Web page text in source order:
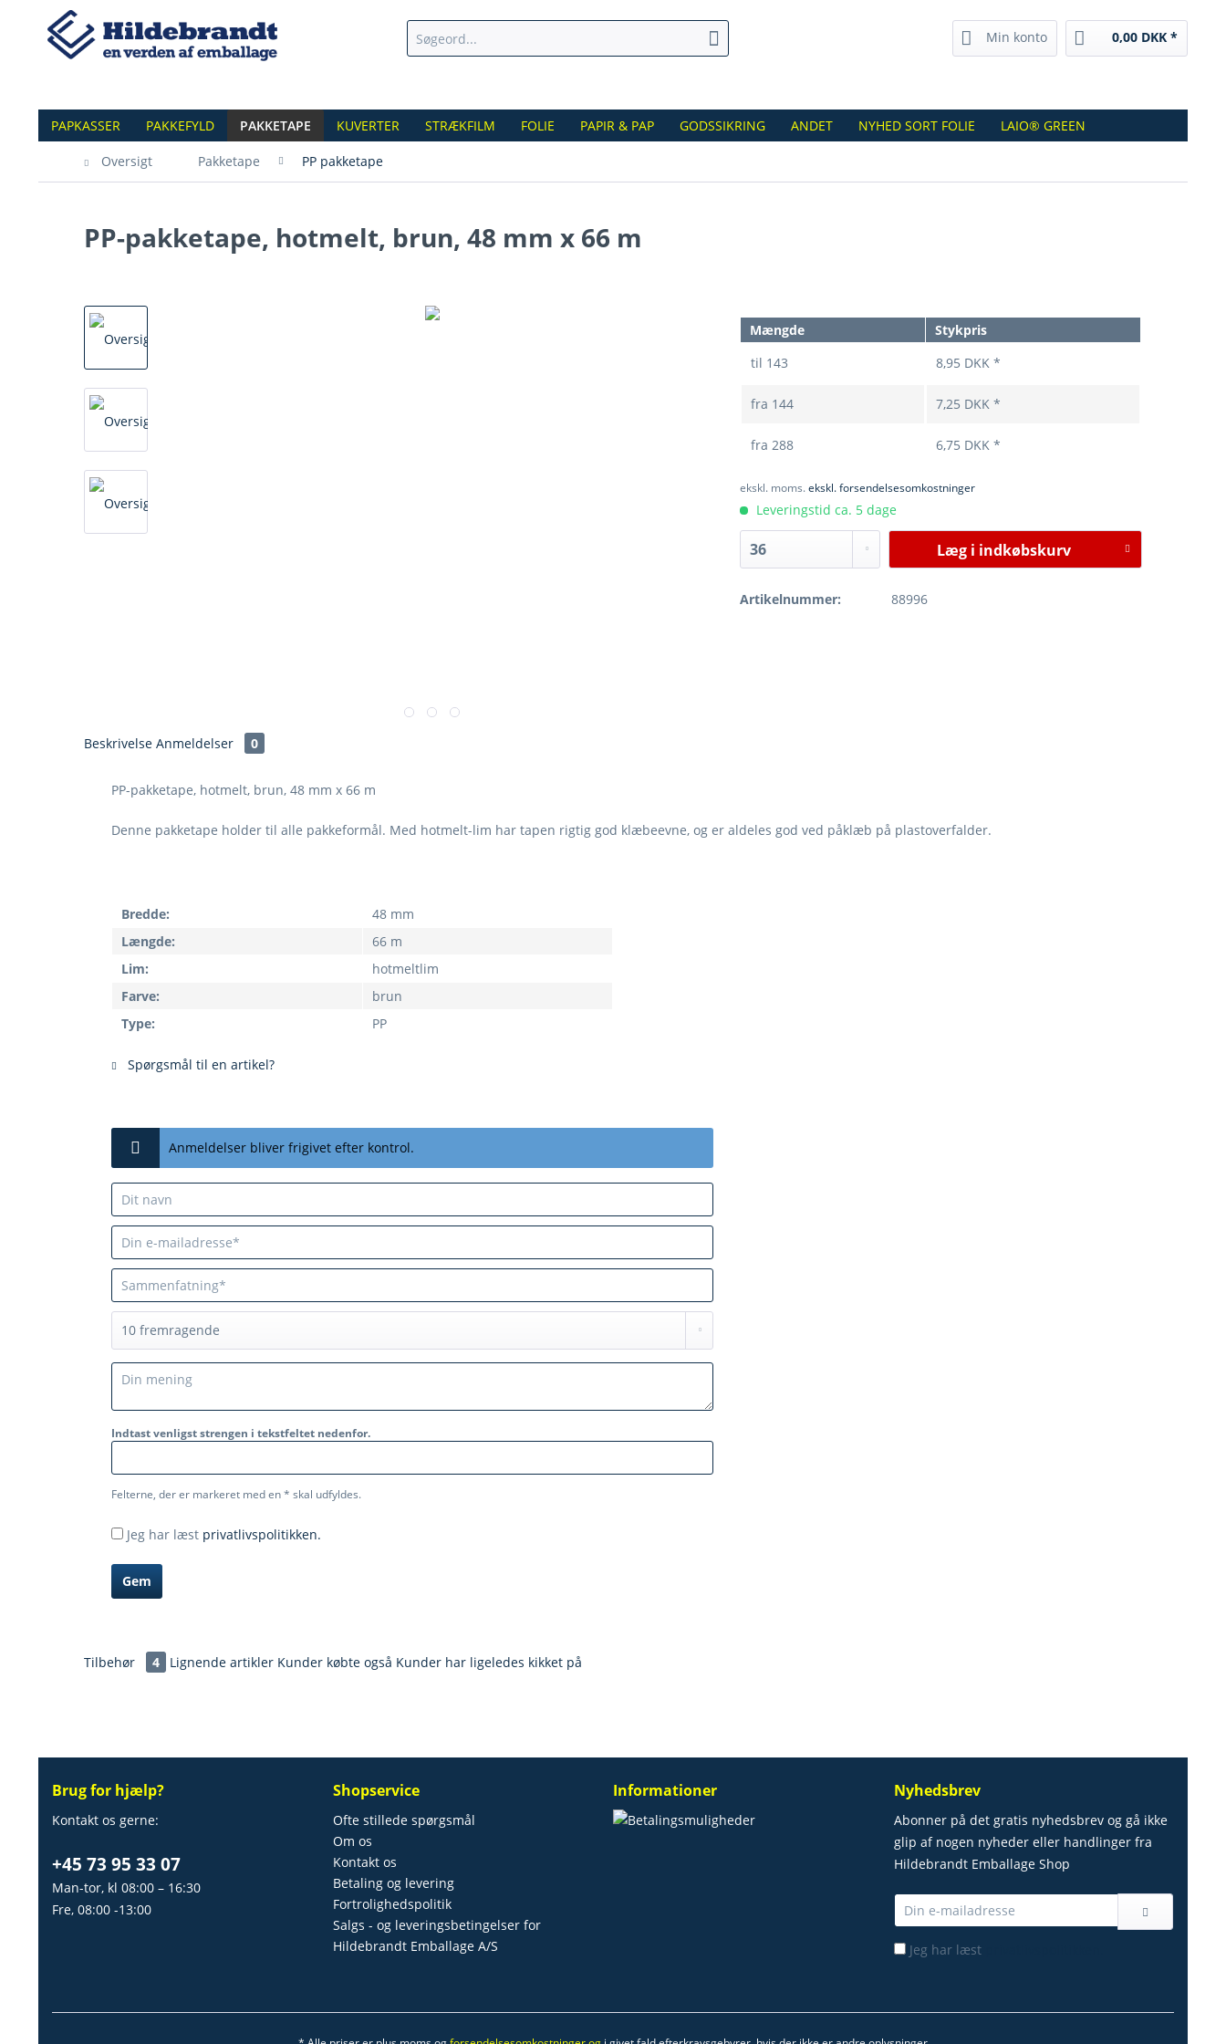
Min konto 0,00 DKK *
PAPKASSER PAKKEFYLD PAKKETAPE KUVERTER STRÆKFILM FOLIE PAPIR & PAP GODSSIKRING ANDET NYHED SORT FOLIE LAIO® GREEN
Oversigt Pakketape PP pakketape
PP-pakketape, hotmelt, brun, 48 mm x 66 m
Mængde
Stykpris
til 143 8,95 DKK *
fra 144 7,25 DKK *
fra288 6,75 DKK *
ekskl. moms.ekskl. forsendelsesomkostninger
Leveringstid ca. 5 dage
Læg i indkøbskurv
Artikelnummer: 88996
Beskrivelse Anmeldelser 0
PP-pakketape, hotmelt, brun, 48 mm x 66 m
Denne pakketape holder til alle pakkeformål. Med hotmelt-lim har tapen rigtig god klæbeevne, og er aldeles god ved påklæb på plastoverfalder.
Bredde:
48 mm
Længde:
66 m
Lim:
hotmeltlim
Farve:
brun
Type:
PP
Spørgsmål til en artikel?
Anmeldelser bliver frigivet efter kontrol.
Indtast venligst strengen i tekstfeltet nedenfor.
Felterne, der er markeret med en * skal udfyldes.
Jeg har læst privatlivspolitikken.
Gem
Tilbehør 4 Lignende artikler Kunder købte også Kunder har ligeledes kikket på
Brug for hjælp?
Kontakt os gerne:
+45 73 95 33 07
Man-tor, kl 08:00 – 16:30
Fre, 08:00 -13:00
Shopservice
Ofte stillede spørgsmål
Om os
Kontakt os
Betaling og levering
Fortrolighedspolitik
Salgs - og leveringsbetingelser for
Hildebrandt Emballage A/S
Informationer Nyhedsbrev
Abonner på det gratis nyhedsbrev og gå ikke
glip af nogen nyheder eller handlinger fra
Hildebrandt Emballage Shop
Jeg har læst